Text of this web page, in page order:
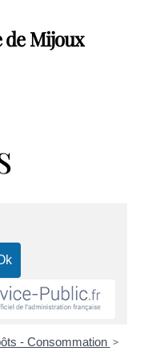
Mijoux
- Consommation >